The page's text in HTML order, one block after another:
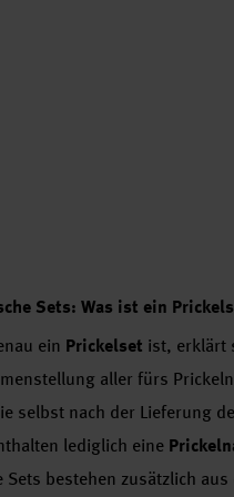
Sets: Was ist ein
ein Prickelset ist, erklärt
aller fürs
selbst nach der Lieferung
lediglich eine
Sets bestehen zusätzlich